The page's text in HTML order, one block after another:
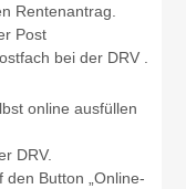
Rentenantrag.
Post
bei der DRV .
online ausfüllen
DRV.
Button „Online-